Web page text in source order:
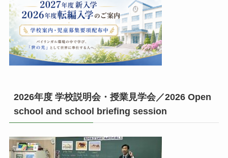
2026年度 学校説明会・授業見学会／2026 Open
school and school briefing session